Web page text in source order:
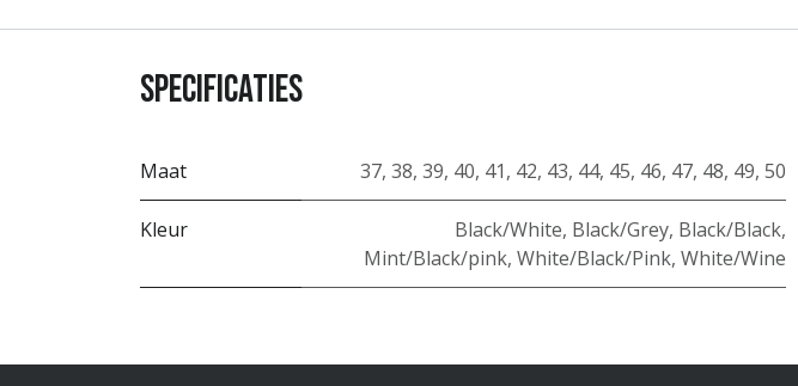
Specificaties
Maat 37, 38, 39, 40, 41, 42, 43, 44, 45, 46, 47, 48, 49, 50
Kleur Black/White, Black/Grey, Black/Black,
Mint/Black/pink, White/Black/Pink, White/Wine